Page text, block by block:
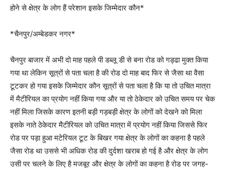
होने से क्षेत्र के लोग हैं परेशान इसके जिम्मेदार कौन*
*चैनपुर/अम्बेडकर नगर*
चैनपुर बाजार में अभी दो माह पहले पी डब्लू डी से बना रोड को गड्ढा मुक्त किया
गया था लेकिन सूत्रों से पता चला है की रोड दो माह बाद फिर से जैसा था वैसा
टूटकर हो गया इसके जिम्मेदार कौन सूत्रों से पता चला है कि या तो उचित मात्रा
में मैटीरियल का प्रयोग नहीं किया गया और या तो ठेकेदार को उचित समय पर चेक
नहीं मिला जिसके कारण इतनी बड़ी गड़बड़ी क्षेत्र के लोगों को देखने को मिला
इसके नाते ठेकेदार मैटीरियल को उचित मात्रा में प्रयोग नहीं किया जिससे फिर
रोड पर पड़ा हुआ मटेरियल टूट के बिखर गया क्षेत्र के लोगों का कहना है पहले
जैसा रोड था उससे भी अधिक रोड की दुर्दशा खराब हो गई है और क्षेत्र के लोग
उसी पर चलने के लिए है मजबूर और क्षेत्र के लोगों का कहना है रोड पर जगह-